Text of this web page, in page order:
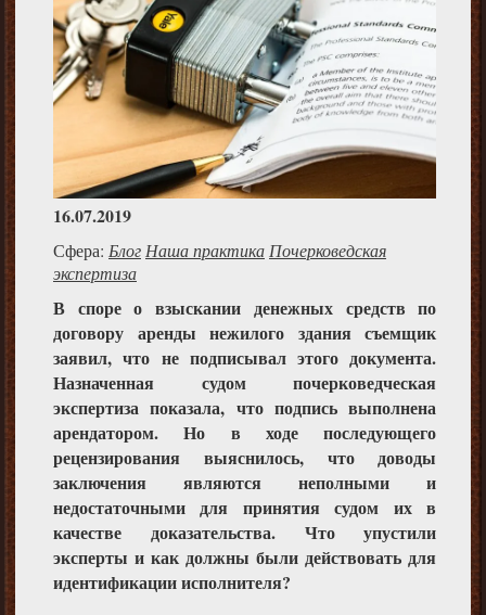
16.07.2019
Сфера: БлогНаша практикаПочерковедская
экспертиза
В споре о взыскании денежных средств по
договору аренды нежилого здания съемщик
заявил, что не подписывал этого документа.
Назначенная судом почерковедческая
экспертиза показала, что подпись выполнена
арендатором. Но в ходе последующего
рецензирования выяснилось, что доводы
заключения являются неполными и
недостаточными для принятия судом их в
качестве доказательства. Что упустили
эксперты и как должны были действовать для
идентификации исполнителя?